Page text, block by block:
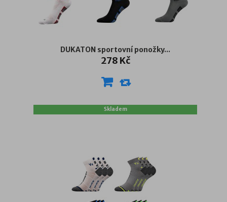
DUKATON sportovní ponožky...
278 Kč
Skladem